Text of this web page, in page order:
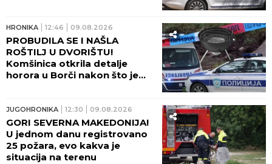
HRONIKA 12:46 09.08.2026
PROBUDILA SE I NAŠLA
ROŠTILJ U DVORIŠTU!
Komšinica otkrila detalje
horora u Borči nakon što je
JUGOHRONIKA 12:30 09.08.2026
GORI SEVERNA MAKEDONIJA!
U jednom danu registrovano
25 požara, evo kakva je
situacija na terenu